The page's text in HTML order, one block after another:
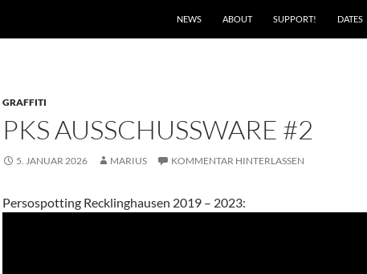
NEWS ABOUT SUPPORT! DATES
GRAFFITI
PKS AUSSCHUSSWARE #2
5. JANUAR 2026 MARIUS KOMMENTAR HINTERLASSEN
Persospotting Recklinghausen 2019 – 2023: